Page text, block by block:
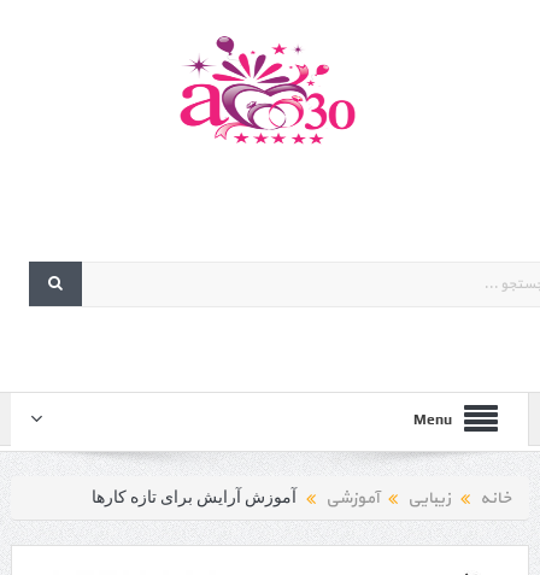
Menu
خانه زیبایی آموزشی آموزش آرایش برای تازه کارها